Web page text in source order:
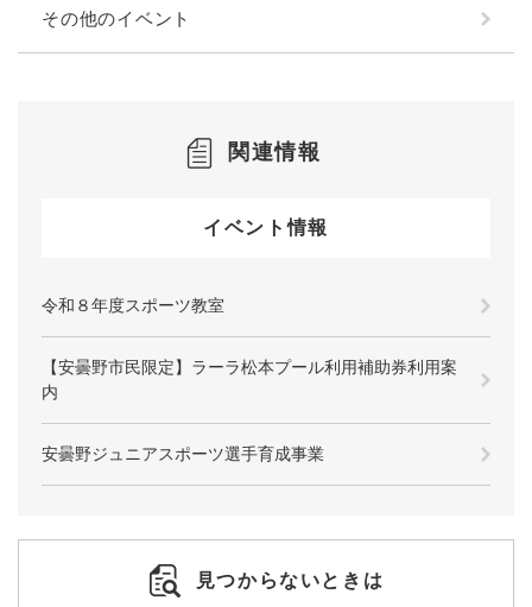
その他のイベント
関連情報
イベント情報
令和８年度スポーツ教室
【安曇野市民限定】ラーラ松本プール利用補助券利用案
内
安曇野ジュニアスポーツ選手育成事業
見つからないときは